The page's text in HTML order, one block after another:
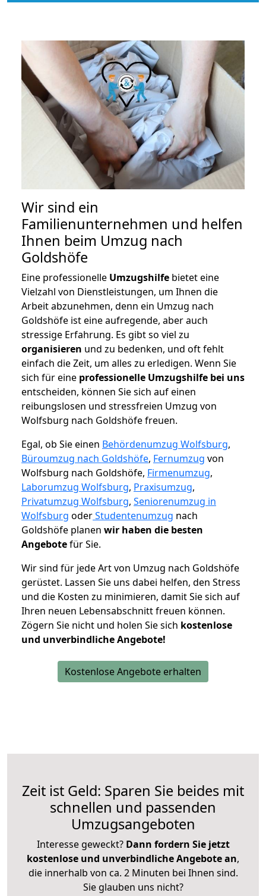
Wir sind ein
Familienunternehmen und helfen
Ihnen beim Umzug nach
Goldshöfe
Eine professionelle Umzugshilfe bietet eine
Vielzahl von Dienstleistungen, um Ihnen die
Arbeit abzunehmen, denn ein Umzug nach
Goldshöfe ist eine aufregende, aber auch
stressige Erfahrung. Es gibt so viel zu
organisieren und zu bedenken, und oft fehlt
einfach die Zeit, um alles zu erledigen. Wenn Sie
sich für eine professionelle Umzugshilfe bei uns
entscheiden, können Sie sich auf einen
reibungslosen und stressfreien Umzug von
Wolfsburg nach Goldshöfe freuen.
Egal, ob Sie einen Behördenumzug Wolfsburg,
Büroumzug nach Goldshöfe, Fernumzug von
Wolfsburg nach Goldshöfe, Firmenumzug,
Laborumzug Wolfsburg, Praxisumzug,
Privatumzug Wolfsburg, Seniorenumzug in
Wolfsburg oderStudentenumzug nach
Goldshöfe planen wir haben die besten
Angebotefür Sie.
Wir sind für jede Art von Umzug nach Goldshöfe
gerüstet. Lassen Sie uns dabei helfen, den Stress
und die Kosten zu minimieren, damit Sie sich auf
Ihren neuen Lebensabschnitt freuen können.
Zögern Sie nicht und holen Sie sich kostenlose
und unverbindliche Angebote!
Kostenlose Angebote erhalten
Zeit ist Geld: Sparen Sie beides mit
schnellen und passenden
Umzugsangeboten
Interesse geweckt? Dann fordern Sie jetzt
kostenlose und unverbindliche Angebote an,
die innerhalb von ca. 2 Minuten bei Ihnen sind.
Sie glauben uns nicht?